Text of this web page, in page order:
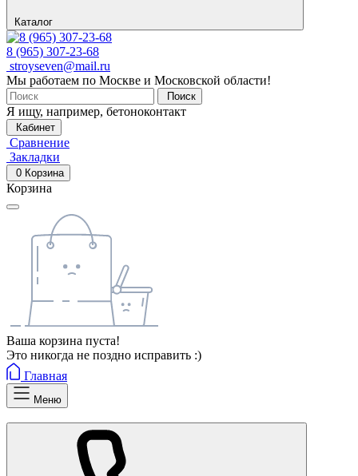
Каталог
8 (965) 307-23-68
stroyseven@mail.ru
Мы работаем по Москве и Московской области!
Поиск
Я ищу, например, бетоноконтакт
Кабинет
Сравнение
Закладки
0 Корзина
Корзина
Ваша корзина пуста!
Это никогда не поздно исправить :)
Главная
Меню